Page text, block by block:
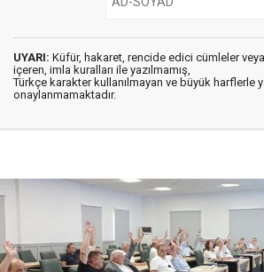
UYARI: Küfür, hakaret, rencide edici cümleler
içeren, imla kuralları ile yazılmamış,
Türkçe karakter kullanılmayan ve büyük harflerle
onaylanmamaktadır.